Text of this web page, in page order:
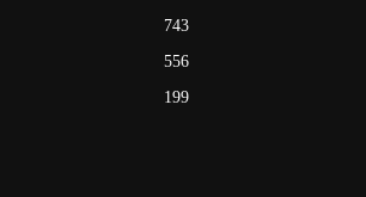
743
556
199